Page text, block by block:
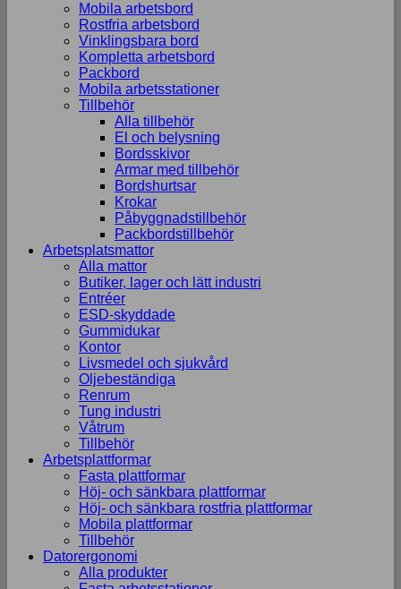
Mobila arbetsbord
Rostfria arbetsbord
Vinklingsbara bord
Kompletta arbetsbord
Packbord
Mobila arbetsstationer
Tillbehör
Alla tillbehör
El och belysning
Bordsskivor
Armar med tillbehör
Bordshurtsar
Krokar
Påbyggnadstillbehör
Packbordstillbehör
Arbetsplatsmattor
Alla mattor
Butiker, lager och lätt industri
Entréer
ESD-skyddade
Gummidukar
Kontor
Livsmedel och sjukvård
Oljebeständiga
Renrum
Tung industri
Våtrum
Tillbehör
Arbetsplattformar
Fasta plattformar
Höj- och sänkbara plattformar
Höj- och sänkbara rostfria plattformar
Mobila plattformar
Tillbehör
Datorergonomi
Alla produkter